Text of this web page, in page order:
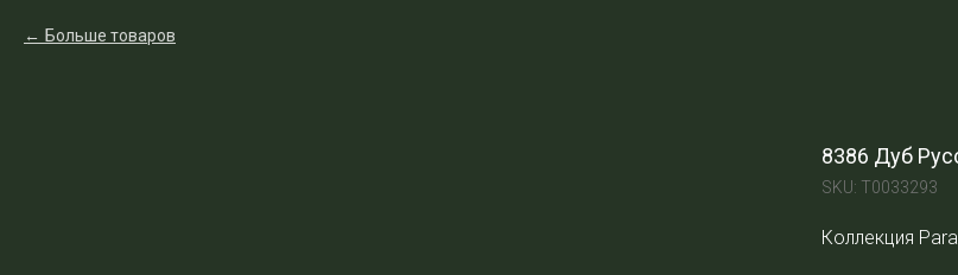
Больше товаров
8386 Дуб
SKU: Т0033293
Коллекция